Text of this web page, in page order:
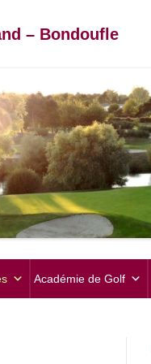
– Bondoufle
Académie de Golf